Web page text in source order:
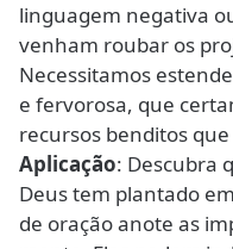
linguagem negativa
venham roubar os
Necessitamos
e fervorosa, que
recursos benditos
Aplicação: Descubra
Deus tem plantado
de oração anote as